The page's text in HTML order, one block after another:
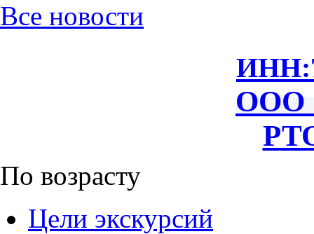
Все новости
ИНН:
ООО
По возрасту
Цели экскурсий